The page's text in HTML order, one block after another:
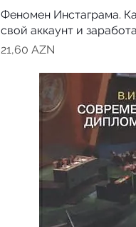
Феномен Инстаграма.
свой аккаунт и
Цена
21,60 AZN